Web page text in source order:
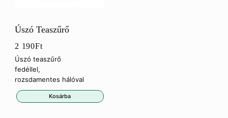
Úszó Teaszűrő
2 190Ft
Úszó teaszűrő
fedéllel,
rozsdamentes hálóval
Kosárba